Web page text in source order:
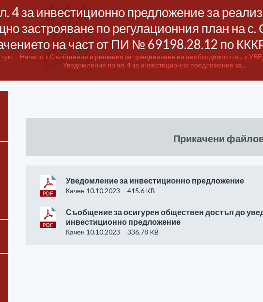
4 за инвестиционно предложение за
застрояване по регулационния план на
на част от ПИ № 69198.28.12 по
Начало Съобщения и решения за преценяване на необходимостта...
Уведомление по чл. 4 за инвестиционно предложение за...
Прикачени
Уведомление за инвестиционно предложение
Качен 10.10.2023 415.6 KB
Съобщение за осигурен обществен достъп до
инвестиционно предложение
Качен 10.10.2023 336.78 KB